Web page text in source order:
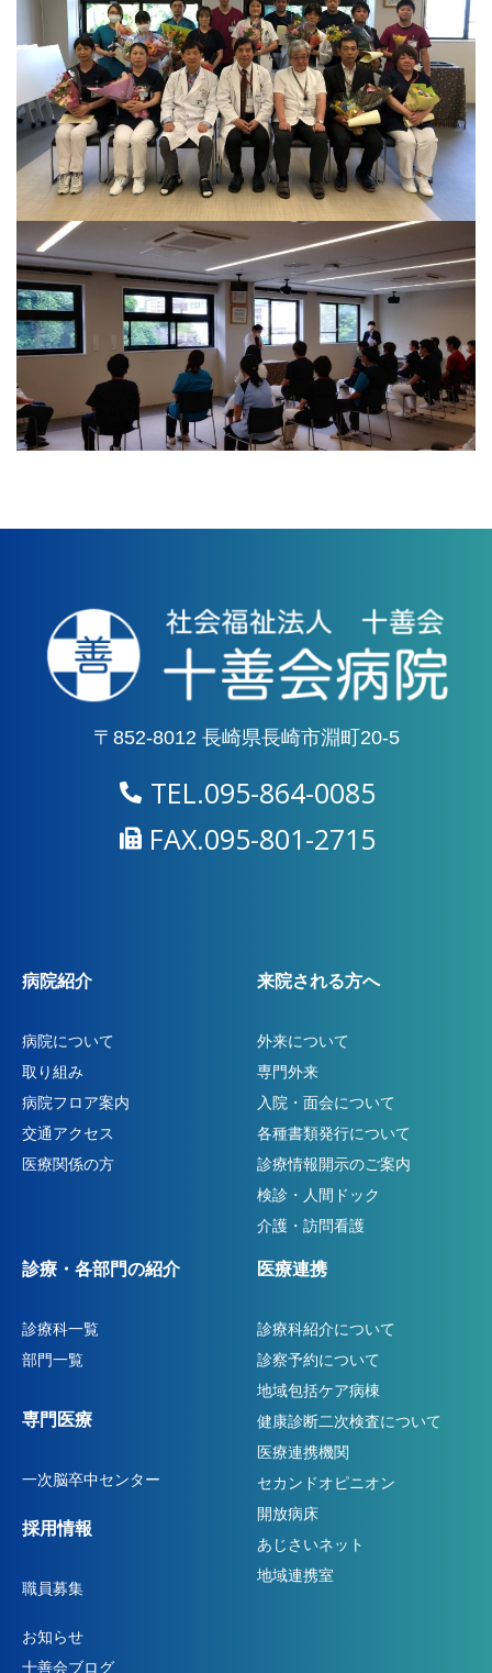
〒852-8012 長崎県長崎市淵町20-5
TEL.095-864-0085
FAX.095-801-2715
病院紹介
病院について
取り組み
病院フロア案内
交通アクセス
医療関係の方
来院される方へ
外来について
専門外来
入院・面会について
各種書類発行について
診療情報開示のご案内
検診・人間ドック
介護・訪問看護
診療・各部門の紹介
診療科一覧
部門一覧
専門医療
一次脳卒中センター
採用情報
職員募集
医療連携
診療科紹介について
診察予約について
地域包括ケア病棟
健康診断二次検査について
医療連携機関
セカンドオピニオン
開放病床
あじさいネット
地域連携室
お知らせ
十善会ブログ